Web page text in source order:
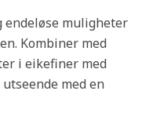
endeløse muligheter
Kombiner med
i eikefiner med
med en